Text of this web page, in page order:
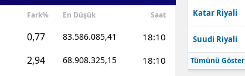
Diyarbakır
Fark% En Düşük Saat
0,77 83.586.085,41 18:10
2,94 68.908.325,15 18:10
Katar Riyali
Suudi Riyali
Tümünü Göster